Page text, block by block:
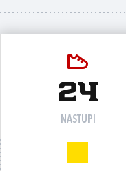
24
NASTUPI